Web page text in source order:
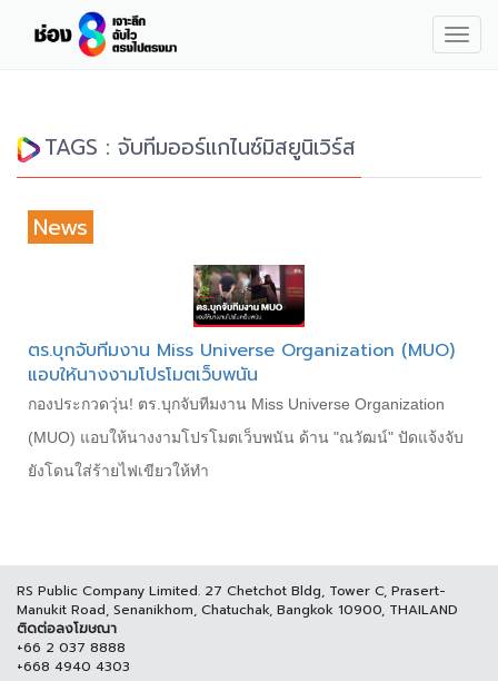
TAGS : จับทีมออร์แกไนซ์มิสยูนิเวิร์ส
News
ตร.บุกจับทีมงาน Miss Universe Organization (MUO)
แอบให้นางงามโปรโมตเว็บพนัน
กองประกวดวุ่น! ตร.บุกจับทีมงาน Miss Universe Organization
(MUO) แอบให้นางงามโปรโมตเว็บพนัน ด้าน "ณวัฒน์" ปัดแจ้งจับ
ยังโดนใส่ร้ายไฟเขียวให้ทำ
RS Public Company Limited. 27 Chetchot Bldg, Tower C, Prasert-
Manukit Road, Senanikhom, Chatuchak, Bangkok 10900, THAILAND
ติดต่อลงโฆษณา
+66 2 037 8888
+668 4940 4303